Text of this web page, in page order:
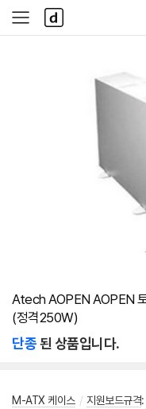
사
이
다
나
와
Atech AOPEN AOPEN
(정격250W)
단종된 상품입니다.
M-ATX 케이스 / 지원보드규격: